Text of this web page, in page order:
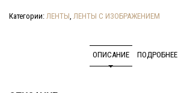
Категории: ЛЕНТЫ, ЛЕНТЫ С ИЗОБРАЖЕНИЕМ
ОПИСАНИЕ ПОДРОБНЕЕ